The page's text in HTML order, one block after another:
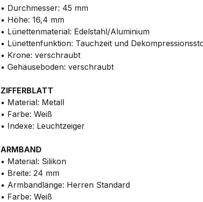
• Durchmesser: 45 mm
• Höhe: 16,4 mm
• Lünettenmaterial: Edelstahl/Aluminium
• Lünettenfunktion: Tauchzeit und
• Krone: verschraubt
• Gehäuseboden: verschraubt
ZIFFERBLATT
• Material: Metall
• Farbe: Weiß
• Indexe: Leuchtzeiger
ARMBAND
• Material: Silikon
• Breite: 24 mm
• Armbandlänge: Herren Standard
• Farbe: Weiß